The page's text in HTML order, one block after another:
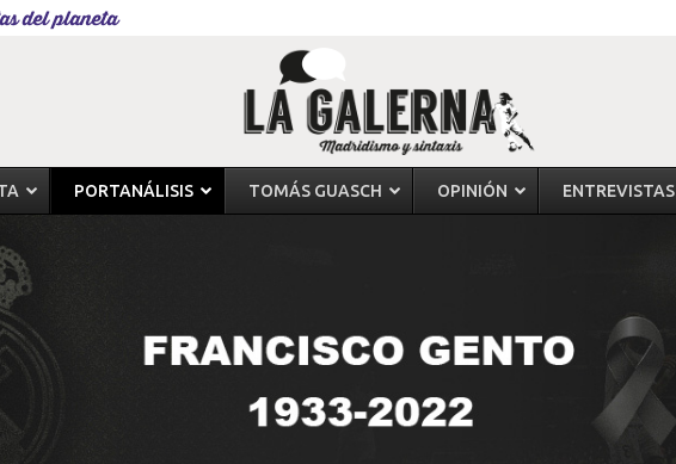
del planeta
PORTANÁLISIS TOMÁS GUASCH OPINIÓN ENTREVISTAS